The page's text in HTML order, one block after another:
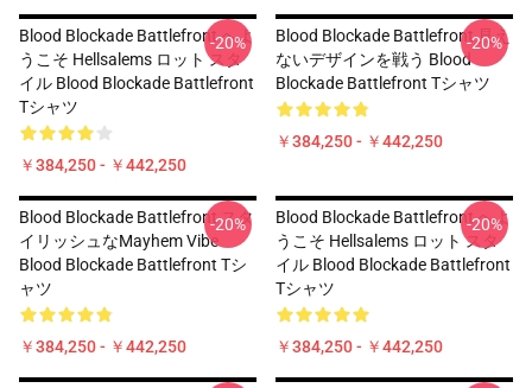
Blood Blockade Battlefront へよ
うこそ Hellsalems ロット スタ
イル Blood Blockade Battlefront
Tシャツ
￥384,250 - ￥442,250
-20%
Blood Blockade Battlefront 見え
ないデザインを戦う Blood
Blockade Battlefront Tシャツ
￥384,250 - ￥442,250
-20%
Blood Blockade Battlefront スタ
イリッシュなMayhem Vibe
Blood Blockade Battlefront Tシ
ャツ
￥384,250 - ￥442,250
-20%
Blood Blockade Battlefront へよ
うこそ Hellsalems ロット スタ
イル Blood Blockade Battlefront
Tシャツ
￥384,250 - ￥442,250
-20%